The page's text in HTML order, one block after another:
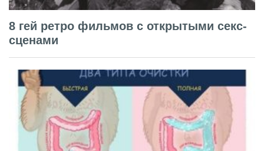
8 гей ретро фильмов с открытыми секс-
сценами